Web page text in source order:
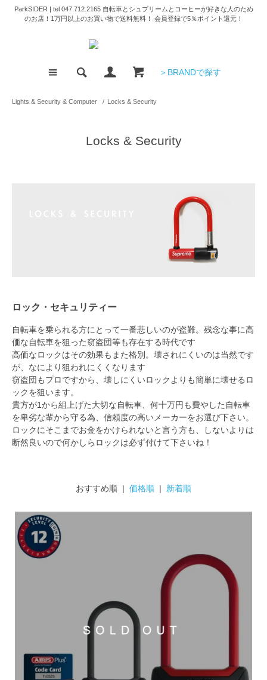
ParkSIDER | tel 047.712.2165 自転車とシュプリームとコーヒーが好きな人のため
のお店！1万円以上のお買い物で送料無料！ 会員登録で5％ポイント還元！
＞BRANDで探す
Lights & Security & Computer / Locks & Security
Locks & Security
ロック・セキュリティー
自転車を乗られる方にとって一番悲しいのが盗難。残念な事に高
価な自転車を狙った窃盗団等も存在する時代です
高価なロックはその効果もまた格別。壊されにくいのは当然です
が、なにより狙われにくくなります
窃盗団もプロですから、壊しにくいロックよりも簡単に壊せるロ
ックを狙います。
貴方が1から組上げた大切な自転車、何十万円も費やした自転車
を卑劣な輩から守る為、信頼度の高いメーカーをお選び下さい。
ロックにそこまでお金をかけられないと言う方も、しないよりは
断然良いので何かしらロックは必ず付けて下さいね！
おすすめ順 | 価格順 | 新着順